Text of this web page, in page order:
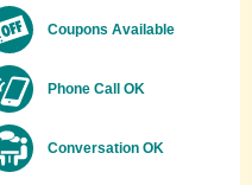
Coupons Available
Phone Call OK
Conversation OK